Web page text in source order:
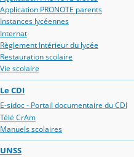
Application PRONOTE parents
Instances lycéennes
Internat
Règlement Intérieur du lycée
Restauration scolaire
Vie scolaire
Le CDI
E-sidoc - Portail documentaire du CDI
Télé CrAm
Manuels scolaires
UNSS